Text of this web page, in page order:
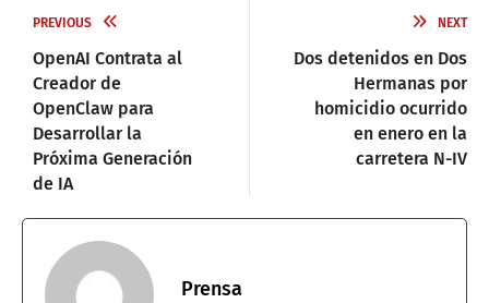
PREVIOUS
OpenAI Contrata al
Creador de
OpenClaw para
Desarrollar la
Próxima Generación
de IA
NEXT
Dos detenidos en Dos
Hermanas por
homicidio ocurrido
en enero en la
carretera N-IV
Prensa